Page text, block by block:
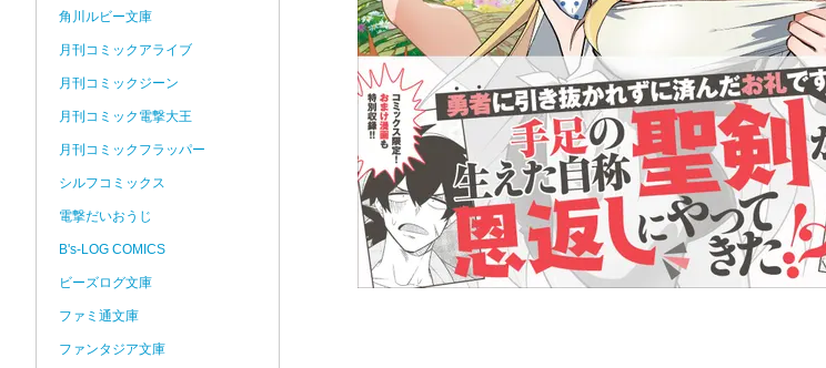
角川ルビー文庫
月刊コミックアライブ
月刊コミックジーン
月刊コミック電撃大王
月刊コミックフラッパー
シルフコミックス
電撃だいおうじ
B's-LOG COMICS
ビーズログ文庫
ファミ通文庫
ファンタジア文庫